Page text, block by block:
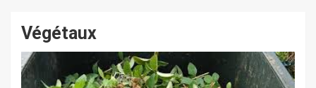
Végétaux